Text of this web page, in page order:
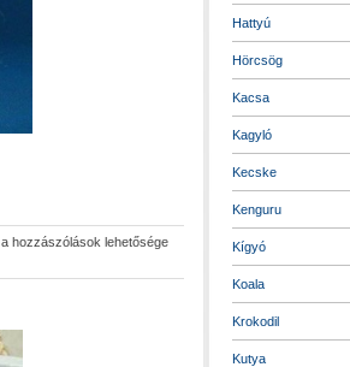
a hozzászólások lehetősége
Hattyú
Hörcsög
Kacsa
Kagyló
Kecske
Kenguru
Kígyó
Koala
Krokodil
Kutya